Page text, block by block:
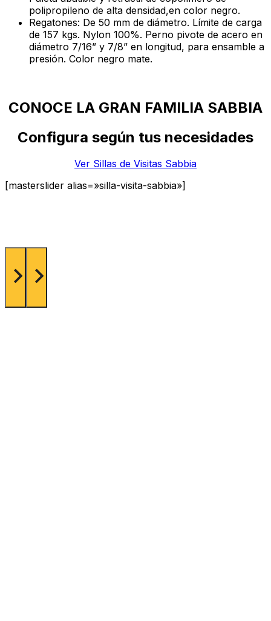
polipropileno de alta densidad,en color negro.
Regatones: De 50 mm de diámetro. Límite de carga
de 157 kgs. Nylon 100%. Perno pivote de acero en
diámetro 7/16” y 7/8” en longitud, para ensamble a
presión. Color negro mate.
CONOCE LA GRAN FAMILIA SABBIA
Configura según tus necesidades
Ver Sillas de Visitas Sabbia
[masterslider alias=»silla-visita-sabbia»]